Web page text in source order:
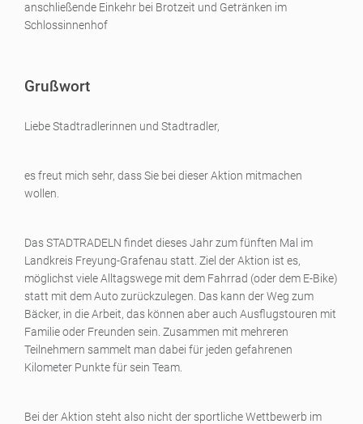
anschließende Einkehr bei Brotzeit und Getränken im
Schlossinnenhof
Grußwort
Liebe Stadtradlerinnen und Stadtradler,
es freut mich sehr, dass Sie bei dieser Aktion mitmachen
wollen.
Das STADTRADELN findet dieses Jahr zum fünften Mal im
Landkreis Freyung-Grafenau statt. Ziel der Aktion ist es,
möglichst viele Alltagswege mit dem Fahrrad (oder dem E-Bike)
statt mit dem Auto zurückzulegen. Das kann der Weg zum
Bäcker, in die Arbeit, das können aber auch Ausflugstouren mit
Familie oder Freunden sein. Zusammen mit mehreren
Teilnehmern sammelt man dabei für jeden gefahrenen
Kilometer Punkte für sein Team.
Bei der Aktion steht also nicht der sportliche Wettbewerb im